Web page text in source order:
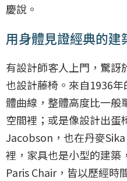
慶說。
用身體見證經典的建
有設計師客人上門，驚
也設計藤椅。來自1936
體曲線，整體高度比一般
空間裡；或是像設計出蛋
Jacobson，也在丹麥
裡，家具也是小型的建築
Paris Chair，皆以歷經時